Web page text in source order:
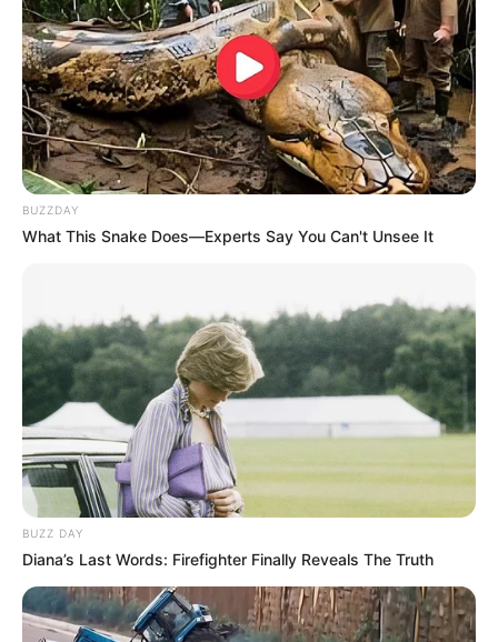
Партнерські матеріали
Події
Політика
Спорт
[wp-rss-aggregator id="2"]
Ви пропустили
BUZZDAY
What This Snake Does—Experts Say You Can't Unsee It
BUZZ DAY
Diana’s Last Words: Firefighter Finally Reveals The Truth